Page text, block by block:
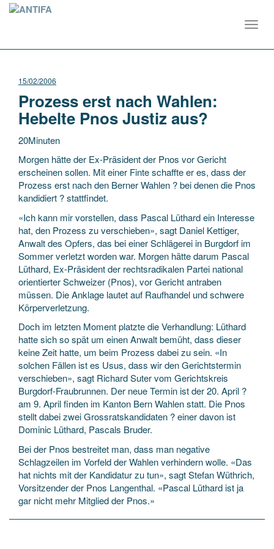
15/02/2006
Prozess erst nach Wahlen:
Hebelte Pnos Justiz aus?
20Minuten
Morgen hätte der Ex-Präsident der Pnos vor Gericht
erscheinen sollen. Mit einer Finte schaffte er es, dass der
Prozess erst nach den Berner Wahlen ? bei denen die Pnos
kandidiert ? stattfindet.
«Ich kann mir vorstellen, dass Pascal Lüthard ein Interesse
hat, den Prozess zu verschieben», sagt Daniel Kettiger,
Anwalt des Opfers, das bei einer Schlägerei in Burgdorf im
Sommer verletzt worden war. Morgen hätte darum Pascal
Lüthard, Ex-Präsident der rechtsradikalen Partei national
orientierter Schweizer (Pnos), vor Gericht antraben
müssen. Die Anklage lautet auf Raufhandel und schwere
Körperverletzung.
Doch im letzten Moment platzte die Verhandlung: Lüthard
hatte sich so spät um einen Anwalt bemüht, dass dieser
keine Zeit hatte, um beim Prozess dabei zu sein. «In
solchen Fällen ist es Usus, dass wir den Gerichtstermin
verschieben», sagt Richard Suter vom Gerichtskreis
Burgdorf-Fraubrunnen. Der neue Termin ist der 20. April ?
am 9. April finden im Kanton Bern Wahlen statt. Die Pnos
stellt dabei zwei Grossratskandidaten ? einer davon ist
Dominic Lüthard, Pascals Bruder.
Bei der Pnos bestreitet man, dass man negative
Schlagzeilen im Vorfeld der Wahlen verhindern wolle. «Das
hat nichts mit der Kandidatur zu tun», sagt Stefan Wüthrich,
Vorsitzender der Pnos Langenthal. «Pascal Lüthard ist ja
gar nicht mehr Mitglied der Pnos.»